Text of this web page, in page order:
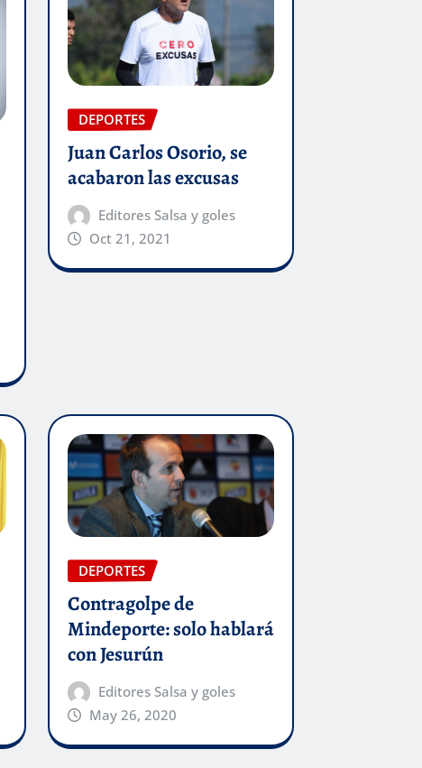
DEPORTES
Juan Carlos Osorio, se
acabaron las excusas
Editores Salsa y goles
Oct 21, 2021
DEPORTES
Contragolpe de
Mindeporte: solo hablará
con Jesurún
Editores Salsa y goles
May 26, 2020